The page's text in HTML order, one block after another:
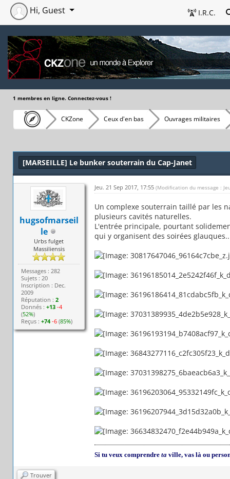
I.R.C.
Hi, Guest
1 membres en ligne. Connectez-vous !
CKZone Ceux d'en bas Ouvrages militaires
[MARSEILLE] Le bunker souterrain du Cap-Janet
hugsofmarseil
le
Urbs fulget
Massiliensis
Messages : 282
Sujets : 20
Inscription : Dec.
2009
Réputation :2
Donnés :+13 -4
(52%)
Reçus :+74 -6 (85%)
Jeu. 21 Sep 2017, 17:55 (Modification du message :
Un complexe souterrain taillé par les
plusieurs cavités naturelles.
L'entrée principale, pourtant
qui y organisent des soirées
Si tu veux comprendre taville, vas là ou
Trouver